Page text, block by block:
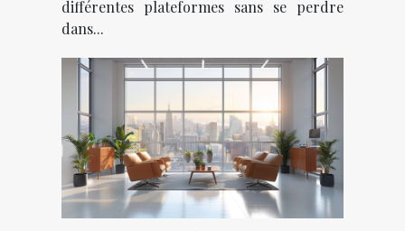
différentes plateformes sans se perdre
dans...